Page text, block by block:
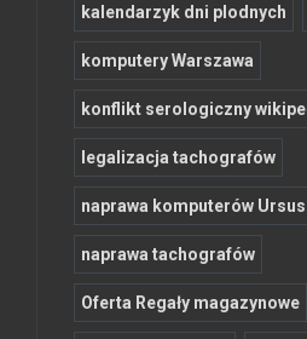
kalendarzyk dni plodnych
komputery Warszawa
konflikt serologiczny
legalizacja tachografów
naprawa komputerów Ursus
naprawa tachografów
Oferta Regały magazynowe